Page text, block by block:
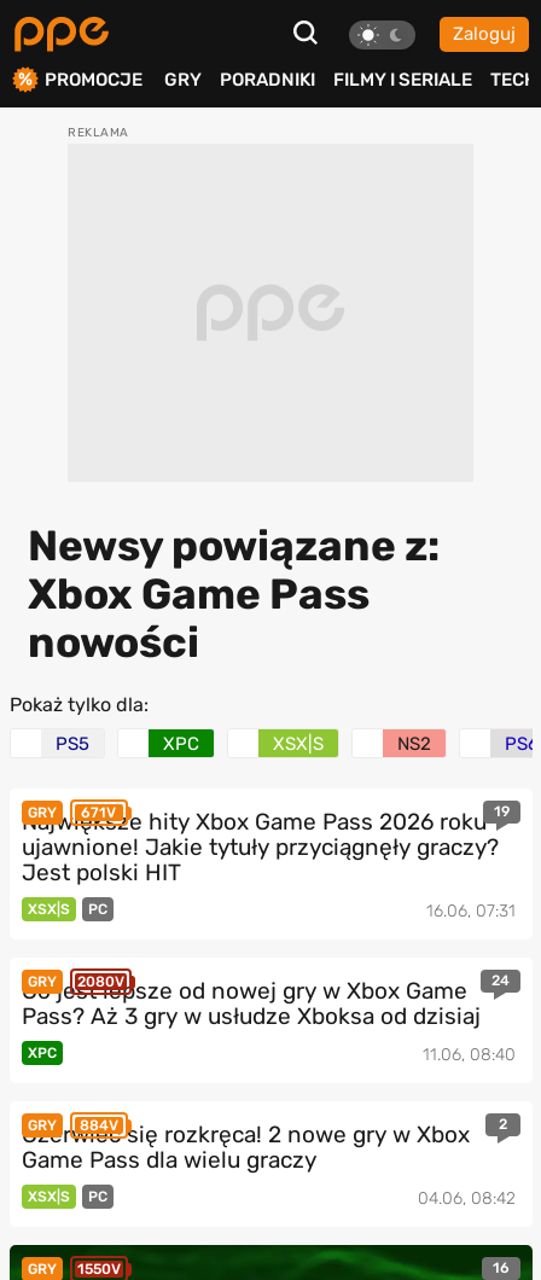
Zaloguj
PROMOCJE GRY PORADNIKI FILMY I SERIALE TECH
Newsy powiązane z:
Xbox Game Pass
nowości
Pokaż tylko dla:
PS5 XPC XSX|S NS2 PS6
GRY 671V 19
Największe hity Xbox Game Pass 2026 roku
ujawnione! Jakie tytuły przyciągnęły graczy?
Jest polski HIT
XSX|S PC 16.06, 07:31
GRY 2080V 24
Co jest lepsze od nowej gry w Xbox Game
Pass? Aż 3 gry w usłudze Xboksa od dzisiaj
XPC 11.06, 08:40
GRY 884V 2
Czerwiec się rozkręca! 2 nowe gry w Xbox
Game Pass dla wielu graczy
XSX|S PC 04.06, 08:42
GRY 1550V 16